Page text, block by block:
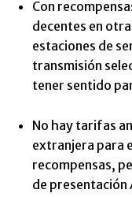
Con
decentes en
estaciones de
transmisión
tener sentido
No hay tarifas
extranjera para
recompensas,
de presentación